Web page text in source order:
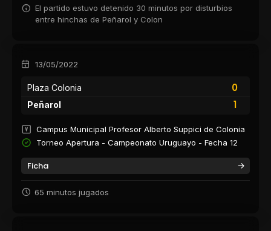
El partido estuvo detenido 30 minutos por disturbios
entre hinchas de Peñarol y Colon
13/05/2022
Plaza Colonia
0
1
Peñarol
Campus Municipal Profesor Alberto Suppici de Colonia
Torneo Apertura - Campeonato Uruguayo - Fecha 12
Ficha
65 minutos jugados